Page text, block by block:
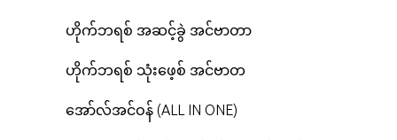
ဟိုက်ဘရစ် အဆင့်ခွဲ အင်ဗာတာ
ဟိုက်ဘရစ် သုံးဖေ့စ် အင်ဗာတ
အော်လ်အင်ဝန် (ALL IN ONE)